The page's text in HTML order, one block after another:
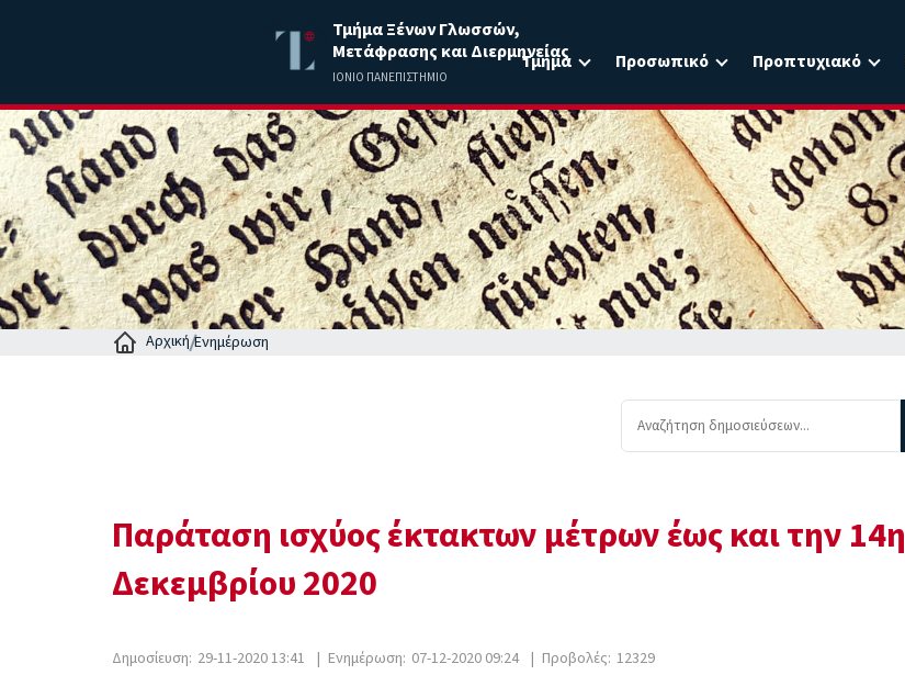
Τμήμα Ξένων Γλωσσών,
Μετάφρασης και Διερμηνείας
ΙΟΝΙΟ ΠΑΝΕΠΙΣΤΗΜΙΟ
Τμήμα Προσωπικό Προπτυχιακό
Αρχική Ενημέρωση
Παράταση ισχύος έκτακτων μέτρων έως και την 14η
Δεκεμβρίου 2020
Δημοσίευση: 29-11-2020 13:41 | Ενημέρωση: 07-12-2020 09:24 | Προβολές: 12329